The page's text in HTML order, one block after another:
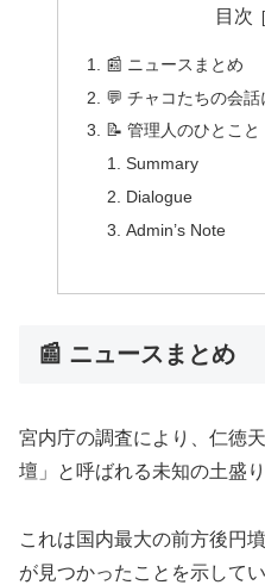
目次
📰 ニュースまとめ
💬 チャコたちの会
📝 管理人のひとこと
Summary
Dialogue
Admin’s Note
📰 ニュースまとめ
宮内庁の調査により、仁徳
壇」と呼ばれる未知の土盛
これは国内最大の前方後円
が見つかったことを示して